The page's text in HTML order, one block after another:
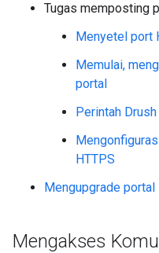
Tugas memposting
Menyetel port
Memulai,
portal
Perintah
HTTPS
Mengupgrade
Mengakses